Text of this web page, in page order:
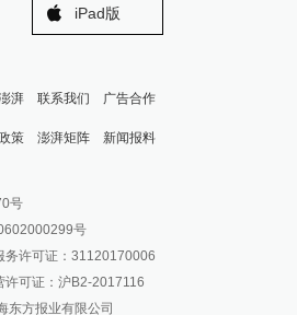
iPad版
湃 联系我们 广告合作
策 澎湃矩阵
新闻公众号
新闻抖音号
万物开放平台
新闻报料
号
号
务许可证：31120170006
许可证：沪B2-2017116
东方报业有限公司